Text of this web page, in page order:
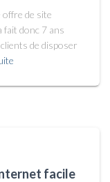
offre de site
fait donc 7 ans
de disposer
facile